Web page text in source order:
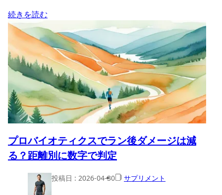
続きを読む
プロバイオティクスでラン後ダメージは減
る？距離別に数字で判定
投稿日 : 2026-04-30 サプリメント